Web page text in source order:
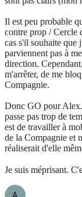
Il est peu probable
contre prop / Cercle
cas s'il souhaite que
parviennent pas à
direction.
m'arrêter, de me
Compagnie.
Donc GO pour
passe pas trop de
est de travailler à
de la Compagnie et
réaliserait d'elle
Je suis méprisant.